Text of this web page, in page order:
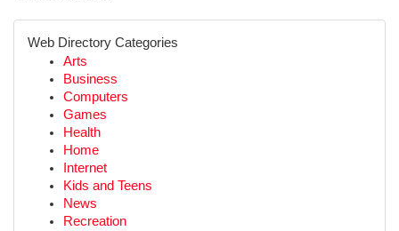
Web Directory Categories
Arts
Business
Computers
Games
Health
Home
Internet
Kids and Teens
News
Recreation